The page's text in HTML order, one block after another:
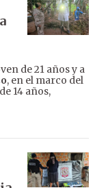
de 21 años y a
, en el marco del
14 años,